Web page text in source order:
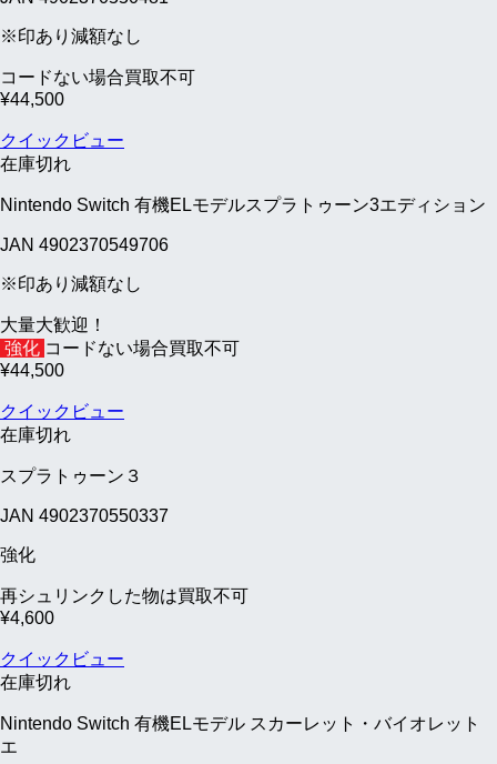
※印あり減額なし
コードない場合買取不可
¥44,500
クイックビュー
在庫切れ
Nintendo Switch 有機ELモデルスプラトゥーン3エディション
JAN 4902370549706
※印あり減額なし
大量大歓迎！
強化 コードない場合買取不可
¥44,500
クイックビュー
在庫切れ
スプラトゥーン３
JAN 4902370550337
強化
再シュリンクした物は買取不可
¥4,600
クイックビュー
在庫切れ
Nintendo Switch 有機ELモデル スカーレット・バイオレット
エ